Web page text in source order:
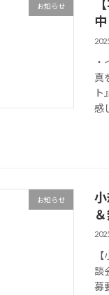
お知らせ
中
真
感
お知らせ
談
募